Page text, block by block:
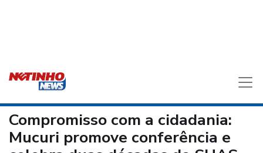
Compromisso com a cidadania:
Mucuri promove conferência e